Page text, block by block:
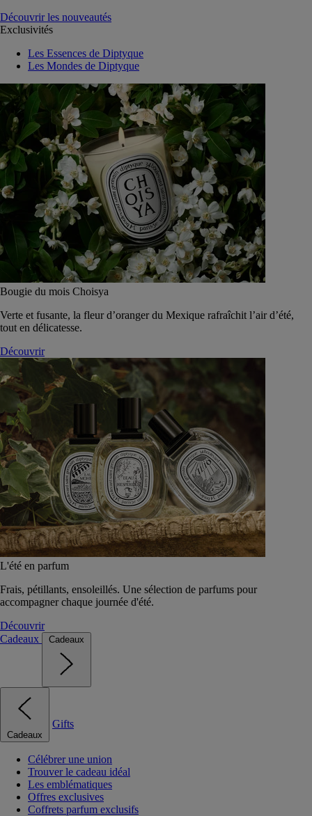
Découvrir les nouveautés
Exclusivités
Les Essences de Diptyque
Les Mondes de Diptyque
Bougie du mois Choisya
Verte et fusante, la fleur d’oranger du Mexique rafraîchit l’air d’été,
tout en délicatesse.
Découvrir
L'été en parfum
Frais, pétillants, ensoleillés. Une sélection de parfums pour
accompagner chaque journée d'été.
Découvrir
Cadeaux
Cadeaux
Cadeaux
Gifts
Célébrer une union
Trouver le cadeau idéal
Les emblématiques
Offres exclusives
Coffrets parfum exclusifs